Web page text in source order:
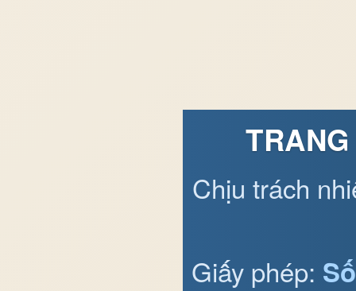
Chịu trách
Giấy phép: